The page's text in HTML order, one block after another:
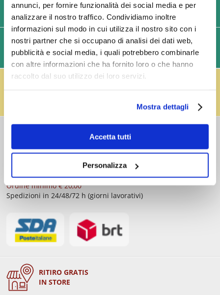
annunci, per fornire funzionalità dei social media e per
analizzare il nostro traffico. Condividiamo inoltre
informazioni sul modo in cui utilizza il nostro sito con i
nostri partner che si occupano di analisi dei dati web,
pubblicità e social media, i quali potrebbero combinarle
con altre informazioni che ha fornito loro o che hanno
raccolto dal suo utilizzo dei loro servizi.
Mostra dettagli
Accetta tutti
Personalizza
USIAMO SOLO IMBALLAGGI RESISTENTI ED ECOLOGICI
SPEDIZIONI VELOCI IN 24/48/72 ORE (GIORNI
LAVORATIVI)
IL RESO FUSTI TI PREMIA!
Consegna standard > € 6,90
GRATISsopra € 59,00
Ordine minimo € 20,00
Spedizioni in 24/48/72 h (giorni lavorativi)
RITIRO GRATIS
IN STORE